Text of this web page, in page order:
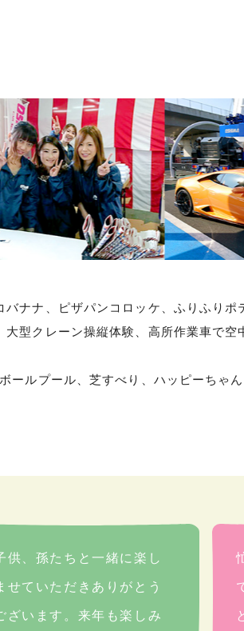
ナナ、ピザパンコロッケ、ふりふりポ
型クレーン操縦体験、高所作業車で空
ールプール、芝すべり、ハッピーちゃ
供、孫たちと一緒に楽し
せていただきありがとう
ざいます。来年も楽しみ